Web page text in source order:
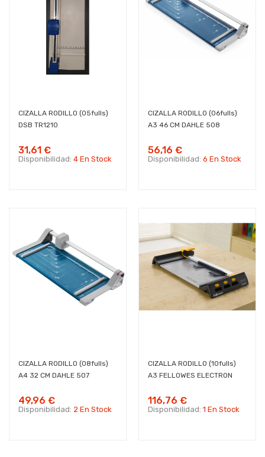
CIZALLA RODILLO (05fulls)
DSB TR1210
31,61 €
Disponibilidad: 4 En Stock
CIZALLA RODILLO (06fulls)
A3 46 CM DAHLE 508
56,16 €
Disponibilidad: 6 En Stock
CIZALLA RODILLO (08fulls)
A4 32 CM DAHLE 507
49,96 €
Disponibilidad: 2 En Stock
CIZALLA RODILLO (10fulls)
A3 FELLOWES ELECTRON
116,76 €
Disponibilidad: 1 En Stock